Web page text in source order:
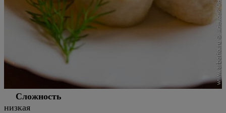
Сложность
низкая